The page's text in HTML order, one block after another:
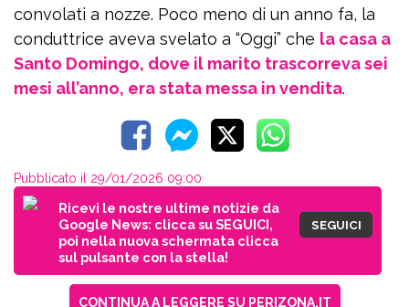
convolati a nozze. Poco meno di un anno fa, la
conduttrice aveva svelato a “Oggi” che la casa a
Santo Domingo, dove il marito trascorreva sei
mesi all’anno, era stata messa in vendita.
Pubblicato il 29/01/2026 09:00
Ricevi le nostre ultime notizie da
Google News: clicca su SEGUICI,
poi nella nuova schermata clicca
sul pulsante con la stella!
SEGUICI
CONTINUA A LEGGERE SU PERIZONA.IT